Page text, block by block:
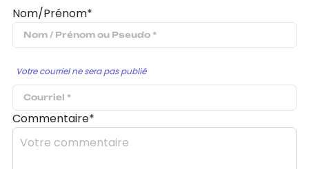
Nom/Prénom*
Votre courriel ne sera pas publié
Commentaire*